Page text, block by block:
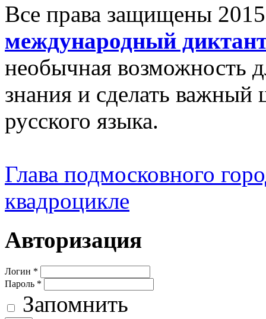
Все права защищены
международный
необычная возможность
знания и сделать важный
русского языка.
Глава подмосковного
квадроцикле
Авторизация
Логин *
Пароль *
Запомнить